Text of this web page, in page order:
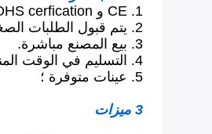
1. CE و ROHS cerfication.
2. يتم قبول الطلبات الصغيرة.
3. بيع المصنع مباشرة.
4. التسليم في الوقت المناسب ؛
5. عينات متوفرة ؛
3 ميزات